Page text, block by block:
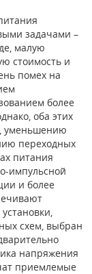
задачами –
малую
стоимость и
помех на
более
оба этих
уменьшению
переходных
питания
импульсной
и более
схем, выбран
напряжения
приемлемые